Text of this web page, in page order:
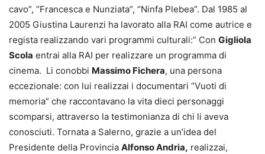
cavo”, “Francesca e Nunziata”, “Ninfa Plebea”. Dal 1985 al
2005 Giustina Laurenzi ha lavorato alla RAI come autrice e
regista realizzando vari programmi culturali:” Con Gigliola
Scola entrai alla RAI per realizzare un programma di
cinema. Li conobbi Massimo Fichera, una persona
eccezionale: con lui realizzai i documentari “Vuoti di
memoria” che raccontavano la vita dieci personaggi
scomparsi, attraverso la testimonianza di chi li aveva
conosciuti. Tornata a Salerno, grazie a un’idea del
Presidente della Provincia Alfonso Andria, realizzai,